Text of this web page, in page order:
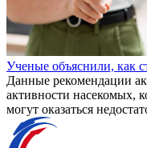
Ученые объяснили, как
Данные рекомендации
активности насекомых,
могут оказаться